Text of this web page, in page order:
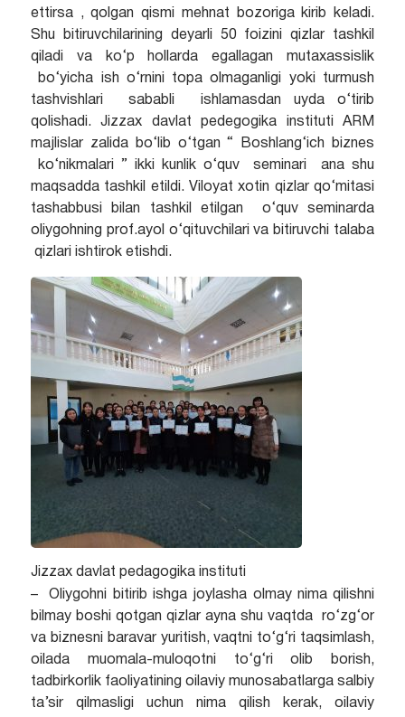
ettirsa ,qolgan qismi mehnat bozoriga kirib keladi.
Shu bitiruvchilarining deyarli 50 foizini qizlar tashkil
qiladi va ko‘p hollarda egallagan mutaxassislik
bo‘yicha ish o‘rnini topa olmaganligi yoki turmush
tashvishlari sababli ishlamasdan uyda o‘tirib
qolishadi. Jizzax davlat pedegogika instituti ARM
majlislar zalida bo‘lib o‘tgan “ Boshlang‘ich biznes
ko‘nikmalari ” ikki kunlik o‘quv seminari ana shu
maqsadda tashkil etildi. Viloyat xotin qizlar qo‘mitasi
tashabbusi bilan tashkil etilgan o‘quv seminarda
oliygohning prof.ayol o‘qituvchilari va bitiruvchi talaba
qizlari ishtirok etishdi.
Jizzax davlat pedagogika instituti
– Oliygohni bitirib ishga joylasha olmay nima qilishni
bilmay boshi qotgan qizlar ayna shu vaqtda ro‘zg‘or
va biznesni baravar yuritish, vaqtni to‘g‘ri taqsimlash,
oilada muomala-muloqotni to‘g‘ri olib borish,
tadbirkorlik faoliyatining oilaviy munosabatlarga salbiy
ta’sir qilmasligi uchun nima qilish kerak, oilaviy